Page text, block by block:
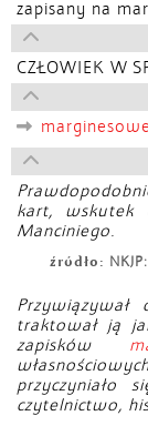
zapisany na
CZŁOWIEK W
marginesowe
kart, wskutek
Manciniego.
źródło:
traktował ją
zapisków
przyczyniało
czytelnictwo,